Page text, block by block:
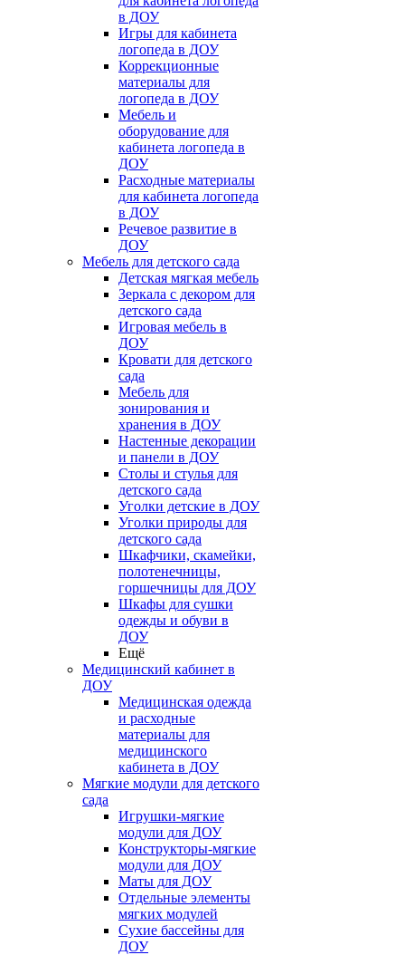
в ДОУ
Игры для кабинета
логопеда в ДОУ
Коррекционные
материалы для
логопеда в ДОУ
Мебель и
оборудование для
кабинета логопеда в
ДОУ
Расходные материалы
для кабинета логопеда
в ДОУ
Речевое развитие в
ДОУ
Мебель для детского сада
Детская мягкая мебель
Зеркала с декором для
детского сада
Игровая мебель в
ДОУ
Кровати для детского
сада
Мебель для
зонирования и
хранения в ДОУ
Настенные декорации
и панели в ДОУ
Столы и стулья для
детского сада
Уголки детские в ДОУ
Уголки природы для
детского сада
Шкафчики, скамейки,
полотенечницы,
горшечницы для ДОУ
Шкафы для сушки
одежды и обуви в
ДОУ
Ещё
Медицинский кабинет в
ДОУ
Медицинская одежда
и расходные
материалы для
медицинского
кабинета в ДОУ
Мягкие модули для детского
сада
Игрушки-мягкие
модули для ДОУ
Конструкторы-мягкие
модули для ДОУ
Маты для ДОУ
Отдельные элементы
мягких модулей
Сухие бассейны для
ДОУ